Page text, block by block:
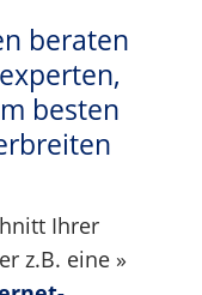
beraten
besten
Ihrer
z.B. eine »